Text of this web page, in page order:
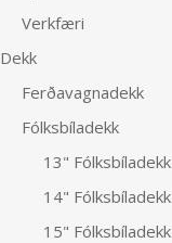
Verkfæri
Dekk
Ferðavagnadekk
Fólksbíladekk
13" Fólksbíladekk
14" Fólksbíladekk
15" Fólksbíladekk